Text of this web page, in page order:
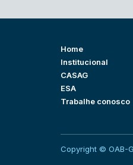
Home
Institucional
CASAG
ESA
Trabalhe conosco
Copyright © OAB-